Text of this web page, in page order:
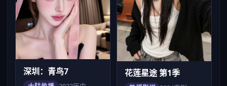
深圳：青鸟7 花莲星途 第1季